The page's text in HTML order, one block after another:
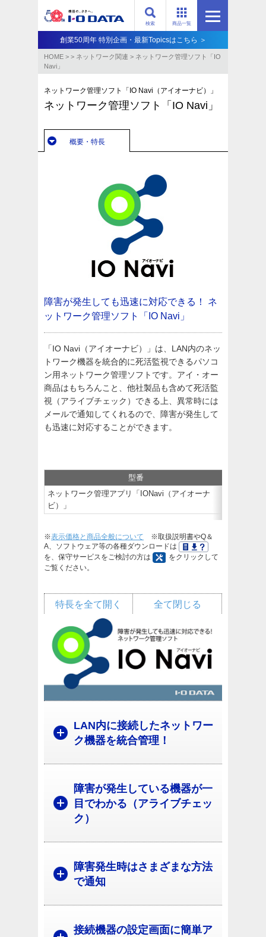
商品一覧
検索
創業50周年 特別企画・最新Topicsはこちら ＞
HOME > > ネットワーク関連 > ネットワーク管理ソフト「IO
Navi」
ネットワーク管理ソフト「IO Navi（アイオーナビ）」
ネットワーク管理ソフト「IO Navi」
概要・特長
障害が発生しても迅速に対応できる！
ネ
ットワーク管理ソフト「IO Navi」
「IO Navi（アイオーナビ）」は、LAN内のネッ
トワーク機器を統合的に死活監視できるパソコ
ン用ネットワーク管理ソフトです。アイ・オー
商品はもちろんこと、他社製品も含めて死活監
視（アライブチェック）できる上、異常時には
メールで通知してくれるので、障害が発生して
も迅速に対応することができます。
型番
ネットワーク管理アプリ「IONavi（アイオーナ
ビ）」
※表示価格と商品全般について ※取扱説明書やQ＆
A、ソフトウェア等の各種ダウンロードは
を、保守サービスをご検討の方は
をクリックして
ご覧ください。
全て閉じる
特長を全て開く
LAN内に接続したネットワー
ク機器を統合管理！
障害が発生している機器が一
目でわかる（アライブチェッ
ク）
障害発生時はさまざまな方法
で通知
接続機器の設定画面に簡単ア